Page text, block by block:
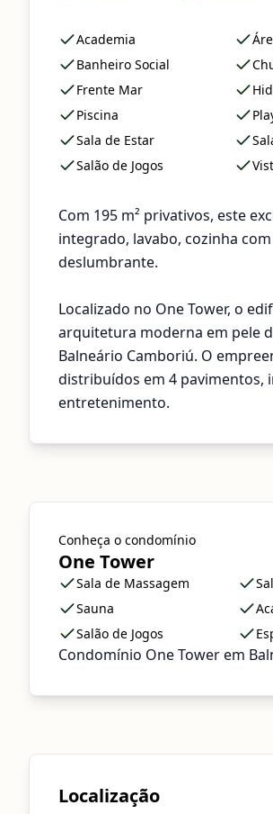
Academia
Banheiro Social
Frente Mar
Piscina
Sala de Estar
Salão de Jogos
Com 195 m² privativos, este
integrado, lavabo, cozinha
deslumbrante.
Localizado no One Tower, o
arquitetura moderna em pele
Balneário Camboriú. O
distribuídos em 4 pavimentos,
entretenimento.
Conheça o condomínio
One Tower
Sala de Massagem
Sauna
Salão de Jogos
Condomínio One Tower em
Localização